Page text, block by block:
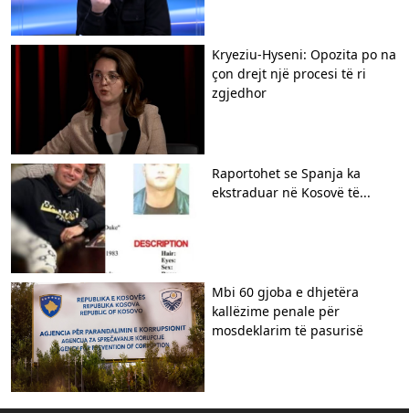
Kryeziu-Hyseni: Opozita po na
çon drejt një procesi të ri
zgjedhor
Raportohet se Spanja ka
ekstraduar në Kosovë të...
Mbi 60 gjoba e dhjetëra
kallëzime penale për
mosdeklarim të pasurisë